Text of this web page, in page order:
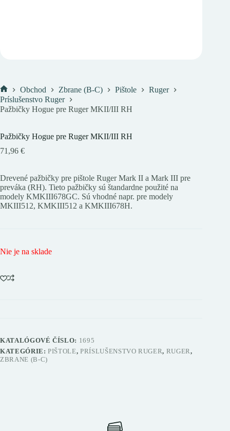
Domov
Obchod Zbrane (B-C) Pištole
Ruger
Príslušenstvo Ruger
Pažbičky Hogue pre Ruger MKII/III RH
Pažbičky Hogue pre Ruger MKII/III RH
71,96 €
Drevené pažbičky pre pištole Ruger Mark II a Mark III pre
preváka (RH). Tieto pažbičky sú štandardne použité na
modely KMKIII678GC. Sú vhodné napr. pre modely
MKIII512, KMKIII512 a KMKIII678H.
Nie je na sklade
KATALÓGOVÉ ČÍSLO: 1695
KATEGÓRIE:PIŠTOLE,PRÍSLUŠENSTVO RUGER, RUGER,
ZBRANE (B-C)